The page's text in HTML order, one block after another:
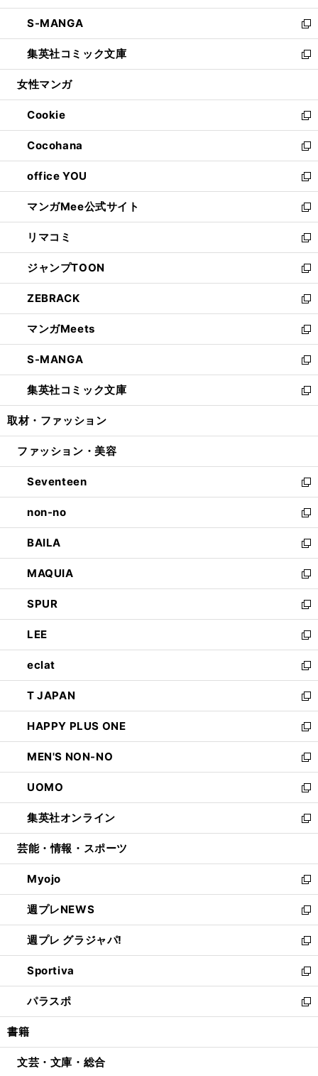
開
く
ウ
で
開
く
ン
ド
ウ
で
開
ウ
ィ
ン
ド
ウ
開
く
し
い
ウ
ィ
ン
ウ
で
開
く
S-MANGA
新
し
い
ウ
ン
ド
ウ
で
開
く
集英社コミック文庫
新
し
ウ
ィ
ン
ド
ウ
で
開
く
女性マンガ
Cookie
新
し
い
ウ
ィ
ン
ド
ウ
で
開
く
Cocohana
新
し
い
ウ
ィ
ン
ド
ウ
で
開
く
office YOU
新
し
い
ウ
ィ
ン
ド
ウ
で
開
く
マンガMee公式サイト
新
し
い
ウ
ィ
ン
ド
ウ
で
開
く
リマコミ
新
し
い
ウ
ィ
ン
ド
ウ
で
開
く
ジャンプTOON
新
し
い
ウ
ィ
ン
ド
ウ
で
開
ZEBRACK
新
し
い
ウ
ィ
ン
ド
ウ
開
マンガMeets
新
し
い
ウ
ィ
ン
ウ
開
く
S-MANGA
新
し
い
ウ
ン
ウ
で
開
く
集英社コミック文庫
新
し
ウ
ン
ド
ウ
で
開
く
取材・ファッション
ファッション・美容
Seventeen
新
し
い
ウ
ィ
ン
ド
ウ
で
開
く
non-no
新
し
い
ウ
ィ
ン
ド
ウ
で
開
く
BAILA
新
し
い
ウ
ィ
ン
ド
ウ
で
開
く
MAQUIA
新
し
い
ウ
ィ
ン
ド
ウ
で
開
く
SPUR
新
し
い
ウ
ィ
ン
ド
ウ
で
開
く
LEE
新
し
い
ウ
ィ
ン
ド
ウ
で
開
く
eclat
新
し
い
ウ
ィ
ン
ド
ウ
で
開
く
T JAPAN
新
し
い
ウ
ィ
ン
ド
ウ
で
開
HAPPY PLUS ONE
新
し
い
ウ
ィ
ン
ド
ウ
開
く
MEN'S NON-NO
新
し
い
ウ
ィ
ン
ウ
で
開
く
UOMO
新
し
い
ウ
ン
ド
ウ
で
開
く
集英社オンライン
新
し
ウ
ィ
ン
ド
ウ
で
開
く
芸能・情報・スポーツ
Myojo
新
し
い
ウ
ィ
ン
ド
ウ
で
開
週プレNEWS
新
し
い
ウ
ィ
ン
ド
ウ
開
週プレ グラジャパ!
新
し
い
ウ
ィ
ン
ウ
Sportiva
新
し
い
ウ
ン
パラスポ
新
し
ウ
書籍
文芸・文庫・総合